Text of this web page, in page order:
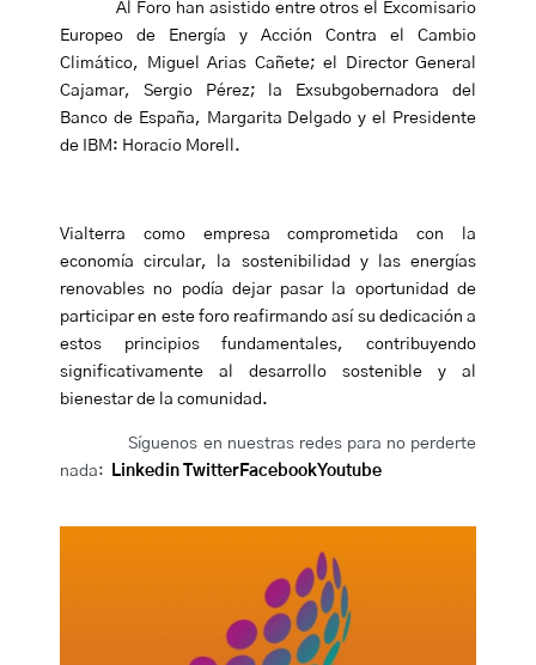
Al Foro han asistido entre otros el Excomisario
Europeo de Energía y Acción Contra el Cambio
Climático, Miguel Arias Cañete; el Director General
Cajamar, Sergio Pérez; la Exsubgobernadora del
Banco de España, Margarita Delgado y el Presidente
de IBM: Horacio Morell.
Vialterra como empresa comprometida con la
economía circular, la sostenibilidad y las energías
renovables no podía dejar pasar la oportunidad de
participar en este foro reafirmando así su dedicación a
estos principios fundamentales, contribuyendo
significativamente al desarrollo sostenible y al
bienestar de la comunidad.
Síguenos en nuestras redes para no perderte
nada:
Linkedin Twitter FacebookYoutube